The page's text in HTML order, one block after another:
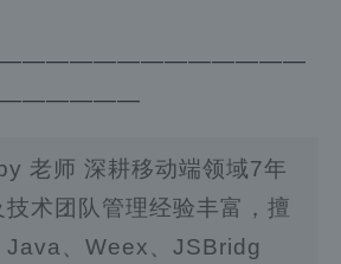
老师 深耕移动端领域7年
术团队管理经验丰富，擅
、Weex、JSBridg